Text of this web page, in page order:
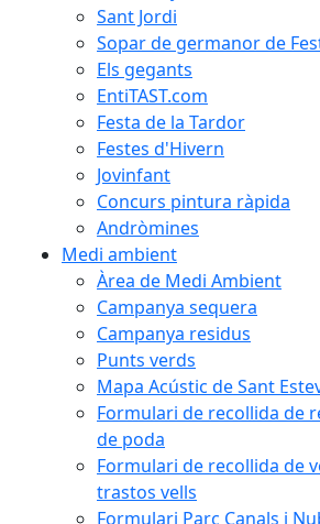
Sant Jordi
Sopar de germanor de
Els gegants
EntiTAST.com
Festa de la Tardor
Festes d'Hivern
Jovinfant
Concurs pintura ràpida
Andròmines
Medi ambient
Àrea de Medi Ambient
Campanya sequera
Campanya residus
Punts verds
Mapa Acústic de Sant
Formulari de recollida de
de poda
Formulari de recollida de
trastos vells
Formulari Parc Canals i